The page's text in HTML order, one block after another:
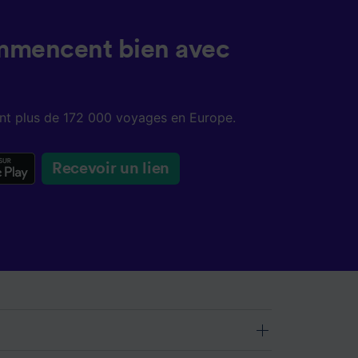
bien avec
plus de 172 000 voyages en Europe.
Recevoir un lien